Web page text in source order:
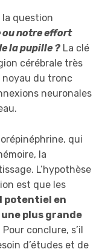
la question
ou notre effort
la pupille ? La clé
cérébrale très
noyau du tronc
neuronales
qui
la
L’hypothèse
est que les
potentiel en
plus grande
Pour conclure, s’il
d’études et de